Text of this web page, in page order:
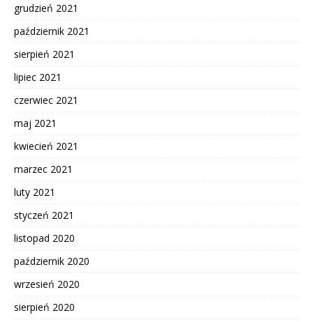
grudzień 2021
październik 2021
sierpień 2021
lipiec 2021
czerwiec 2021
maj 2021
kwiecień 2021
marzec 2021
luty 2021
styczeń 2021
listopad 2020
październik 2020
wrzesień 2020
sierpień 2020